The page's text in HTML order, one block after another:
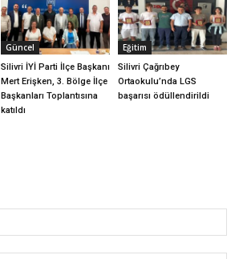
Güncel
Silivri İYİ Parti İlçe Başkanı
Mert Erişken, 3. Bölge İlçe
Başkanları Toplantısına
katıldı
Eğitim
Silivri Çağrıbey
Ortaokulu’nda LGS
başarısı ödüllendirildi